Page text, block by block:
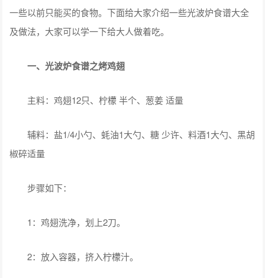
一些以前只能买的食物。下面给大家介绍一些光波炉食谱大全
及做法，大家可以学一下给大人做着吃。
一、光波炉食谱之烤鸡翅
主料：鸡翅12只、柠檬 半个、葱姜 适量
辅料：盐1/4小勺、蚝油1大勺、糖 少许、料酒1大勺、黑胡
椒碎适量
步骤如下：
1：鸡翅洗净，划上2刀。
2：放入容器，挤入柠檬汁。